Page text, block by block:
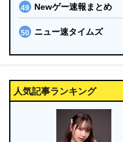
Newゲー速報まとめ
ニュー速タイムズ
人気記事ランキング